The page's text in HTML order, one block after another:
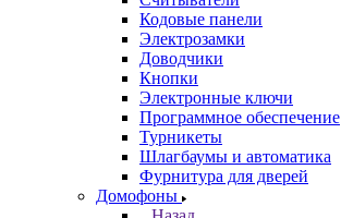
Кодовые панели
Электрозамки
Доводчики
Кнопки
Электронные ключи
Программное обеспечение
Турникеты
Шлагбаумы и автоматика
Фурнитура для дверей
Домофоны